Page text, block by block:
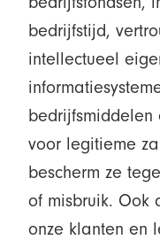
bedrijfstijd,
intellectueel
bedrijfsmiddelen
voor legitieme
bescherm ze
of misbruik. Ook
onze klanten en